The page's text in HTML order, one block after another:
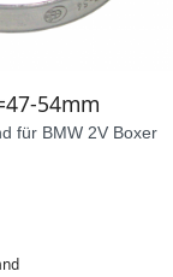
54mm
für BMW 2V Boxer